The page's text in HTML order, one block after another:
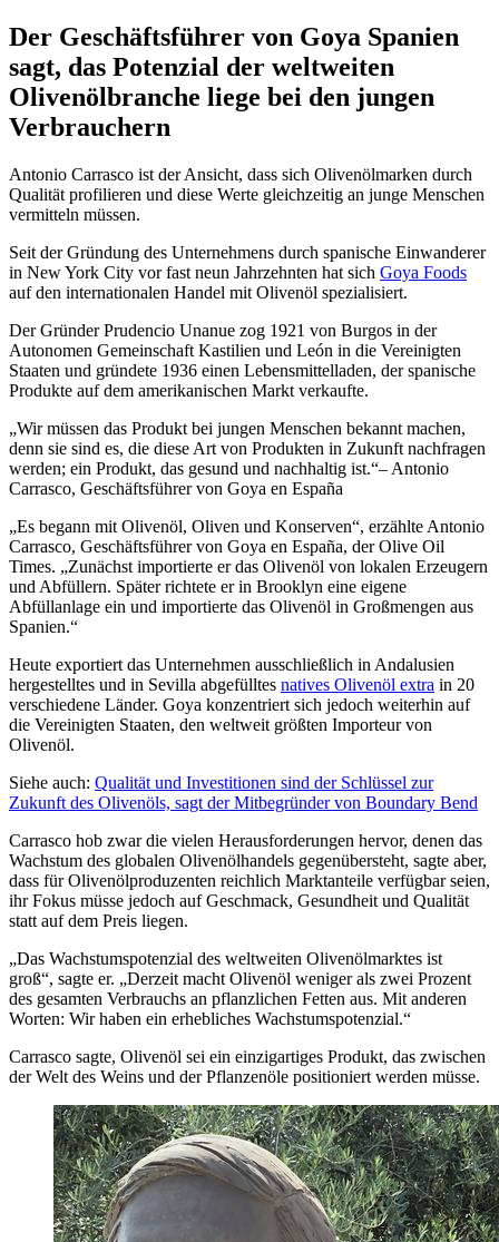
Der Geschäftsführer von Goya Spanien
sagt, das Potenzial der weltweiten
Olivenölbranche liege bei den jungen
Verbrauchern
Antonio Carrasco ist der Ansicht, dass sich Olivenölmarken durch
Qualität profilieren und diese Werte gleichzeitig an junge Menschen
vermitteln müssen.
Seit der Gründung des Unternehmens durch spanische Einwanderer
in New York City vor fast neun Jahrzehnten hat sich Goya Foods
auf den internationalen Handel mit Olivenöl spezialisiert.
Der Gründer Prudencio Unanue zog 1921 von Burgos in der
Autonomen Gemeinschaft Kastilien und León in die Vereinigten
Staaten und gründete 1936 einen Lebensmittelladen, der spanische
Produkte auf dem amerikanischen Markt verkaufte.
Wir müssen das Produkt bei jungen Menschen bekannt machen,
denn sie sind es, die diese Art von Produkten in Zukunft nachfragen
werden; ein Produkt, das gesund und nachhaltig ist. – Antonio
Carrasco, Geschäftsführer von Goya en España
„Es begann mit Olivenöl, Oliven und Konserven“, erzählte Antonio
Carrasco, Geschäftsführer von Goya en España, der Olive Oil
Times. „Zunächst importierte er das Olivenöl von lokalen Erzeugern
und Abfüllern. Später richtete er in Brooklyn eine eigene
Abfüllanlage ein und importierte das Olivenöl in Großmengen aus
Spanien.“
Heute exportiert das Unternehmen ausschließlich in Andalusien
hergestelltes und in Sevilla abgefülltes natives Olivenöl extra in 20
verschiedene Länder. Goya konzentriert sich jedoch weiterhin auf
die Vereinigten Staaten, den weltweit größten Importeur von
Olivenöl.
Siehe auch: Qualität und Investitionen sind der Schlüssel zur
Zukunft des Olivenöls, sagt der Mitbegründer von Boundary Bend
Carrasco hob zwar die vielen Herausforderungen hervor, denen das
Wachstum des globalen Olivenölhandels gegenübersteht, sagte aber,
dass für Olivenölproduzenten reichlich Marktanteile verfügbar seien,
ihr Fokus müsse jedoch auf Geschmack, Gesundheit und Qualität
statt auf dem Preis liegen.
„Das Wachstumspotenzial des weltweiten Olivenölmarktes ist
groß“, sagte er. „Derzeit macht Olivenöl weniger als zwei Prozent
des gesamten Verbrauchs an pflanzlichen Fetten aus. Mit anderen
Worten: Wir haben ein erhebliches Wachstumspotenzial.“
Carrasco sagte, Olivenöl sei ein einzigartiges Produkt, das zwischen
der Welt des Weins und der Pflanzenöle positioniert werden müsse.